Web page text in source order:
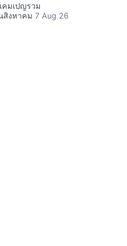
มเปญรวม
สิงหาคม 7 Aug 26